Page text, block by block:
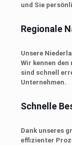
und Sie
Regionale
Unsere
Wir kennen
sind schnell
Unternehmen.
Schnelle
Dank unseres
effizienter